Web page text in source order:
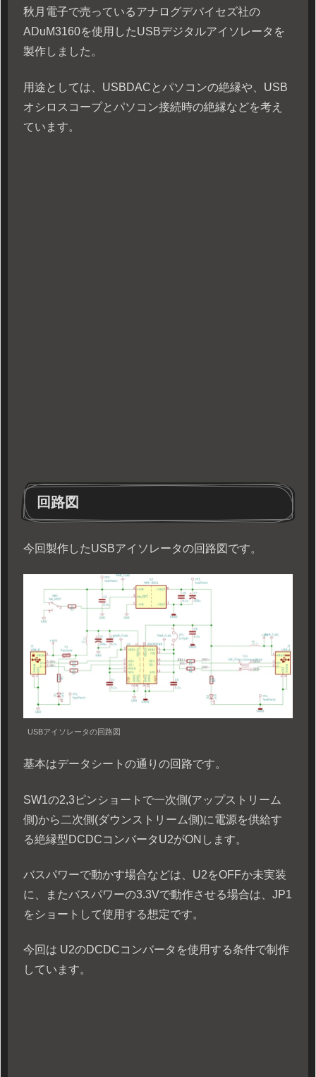
秋月電子で売っているアナログデバイセズ社の
ADuM3160を使用したUSBデジタルアイソレータを
製作しました。
用途としては、USBDACとパソコンの絶縁や、USB
オシロスコープとパソコン接続時の絶縁などを考え
ています。
回路図
今回製作したUSBアイソレータの回路図です。
USBアイソレータの回路図
基本はデータシートの通りの回路です。
SW1の2,3ピンショートで一次側(アップストリーム
側)から二次側(ダウンストリーム側)に電源を供給す
る絶縁型DCDCコンバータU2がONします。
バスパワーで動かす場合などは、U2をOFFか未実装
に、またバスパワーの3.3Vで動作させる場合は、JP1
をショートして使用する想定です。
今回は U2のDCDCコンバータを使用する条件で制作
しています。